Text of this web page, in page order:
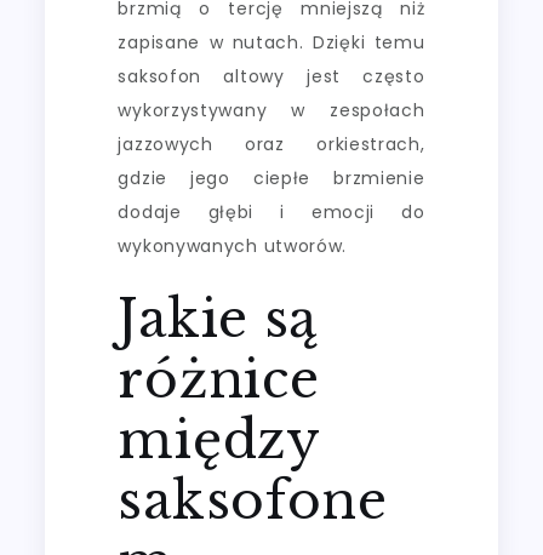
brzmią o tercję mniejszą niż
zapisane w nutach. Dzięki temu
saksofon altowy jest często
wykorzystywany w zespołach
jazzowych oraz orkiestrach,
gdzie jego ciepłe brzmienie
dodaje głębi i emocji do
wykonywanych utworów.
Jakie są
różnice
między
saksofone